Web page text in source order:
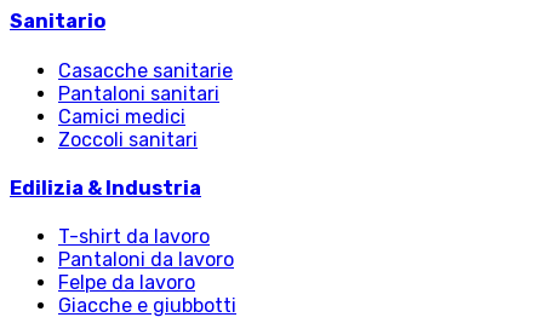
Sanitario
Casacche sanitarie
Pantaloni sanitari
Camici medici
Zoccoli sanitari
Edilizia & Industria
T-shirt da lavoro
Pantaloni da lavoro
Felpe da lavoro
Giacche e giubbotti